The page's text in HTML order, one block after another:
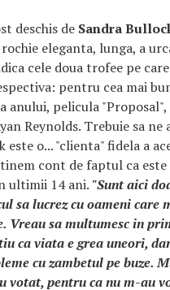
deschis de Sandra
eleganta, lunga, a
cele doua trofee pe
pentru cea mai
anului, pelicula "Proposal",
Reynolds. Trebuie sa ne
este o... "clienta" fidela a
cont de faptul ca este
ultimii 14 ani. "Sunt aici
sa lucrez cu oameni care
Vreau sa multumesc in
ca viata e grea uneori,
cu zambetul pe buze.
votat, pentru ca nu m-au